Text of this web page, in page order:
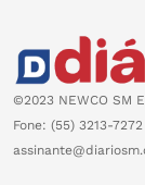
©2023 NEWCO SM
Fone: (55) 3213-